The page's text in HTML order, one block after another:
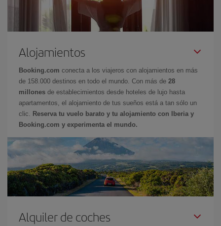
Alojamientos
Booking.com conecta a los viajeros con alojamientos en más
de 158.000 destinos en todo el mundo. Con más de 28
millones de establecimientos desde hoteles de lujo hasta
apartamentos, el alojamiento de tus sueños está a tan sólo un
clic.
Reserva tu vuelo barato y tu alojamiento con Iberia y
Booking.com y experimenta el mundo.
Alquiler de coches